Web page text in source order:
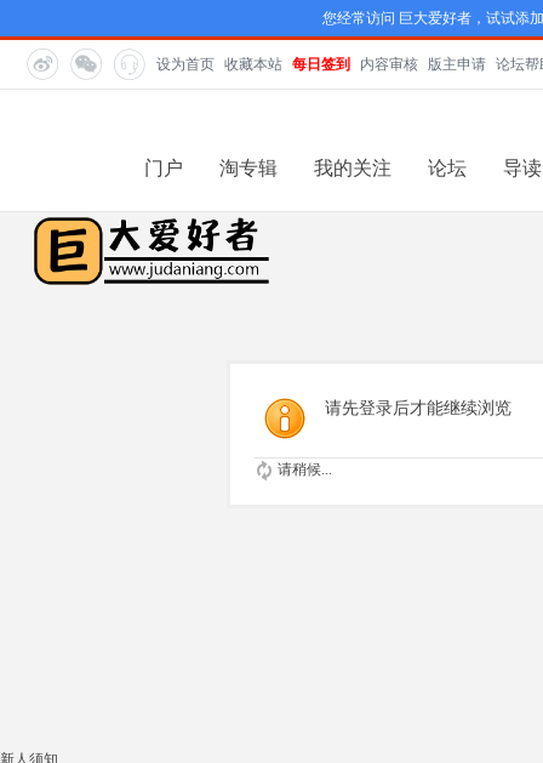
您经常访问 巨大爱好者，试试添
设为首页 收藏本站 每日签到 内容审核 版主申请 论坛帮
门户 淘专辑 我的关注 论坛 导读
请先登录后才能继续浏览
请稍候...
新人须知